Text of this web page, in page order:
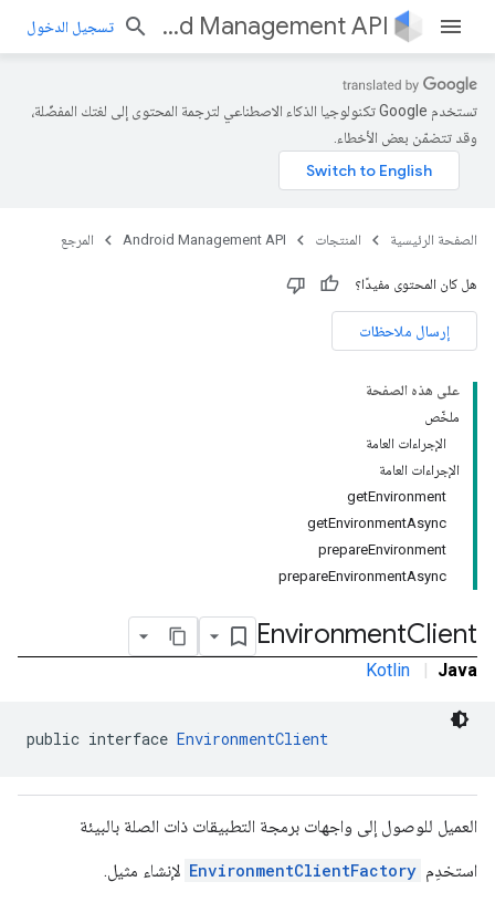
Android Management API تسجيل الدخول
تستخدم Google تكنولوجيا الذكاء الاصطناعي لترجمة المحتوى إلى لغتك المفضّلة،
وقد تتضمّن بعض الأخطاء.
الصفحة الرئيسية المنتجات Android Management API المرجع
هل كان المحتوى مفيدًا؟
إرسال ملاحظات
على هذه الصفحة
ملخّص
الإجراءات العامة
الإجراءات العامة
getEnvironment
getEnvironmentAsync
prepareEnvironment
prepareEnvironmentAsync
EnvironmentClient
Kotlin | Java
public interface EnvironmentClient
العميل للوصول إلى واجهات برمجة التطبيقات ذات الصلة بالبيئة
استخدِم EnvironmentClientFactory لإنشاء مثيل.